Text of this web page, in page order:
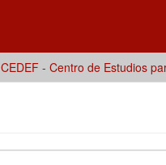
CEDEF - Centro de Estudios